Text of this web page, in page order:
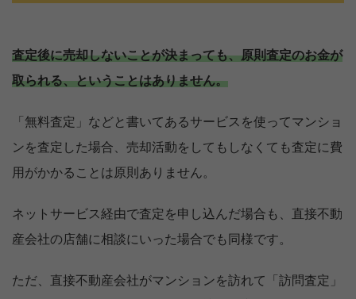
査定後に売却しないことが決まっても、原則査定のお金が
取られる、ということはありません。
「無料査定」などと書いてあるサービスを使ってマンショ
ンを査定した場合、売却活動をしてもしなくても査定に費
用がかかることは原則ありません。
ネットサービス経由で査定を申し込んだ場合も、直接不動
産会社の店舗に相談にいった場合でも同様です。
ただ、直接不動産会社がマンションを訪れて「訪問査定」